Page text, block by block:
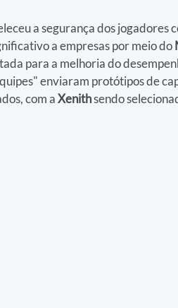
a segurança dos
a empresas por meio do
para a melhoria do
enviaram protótipos de
com a Xenith sendo